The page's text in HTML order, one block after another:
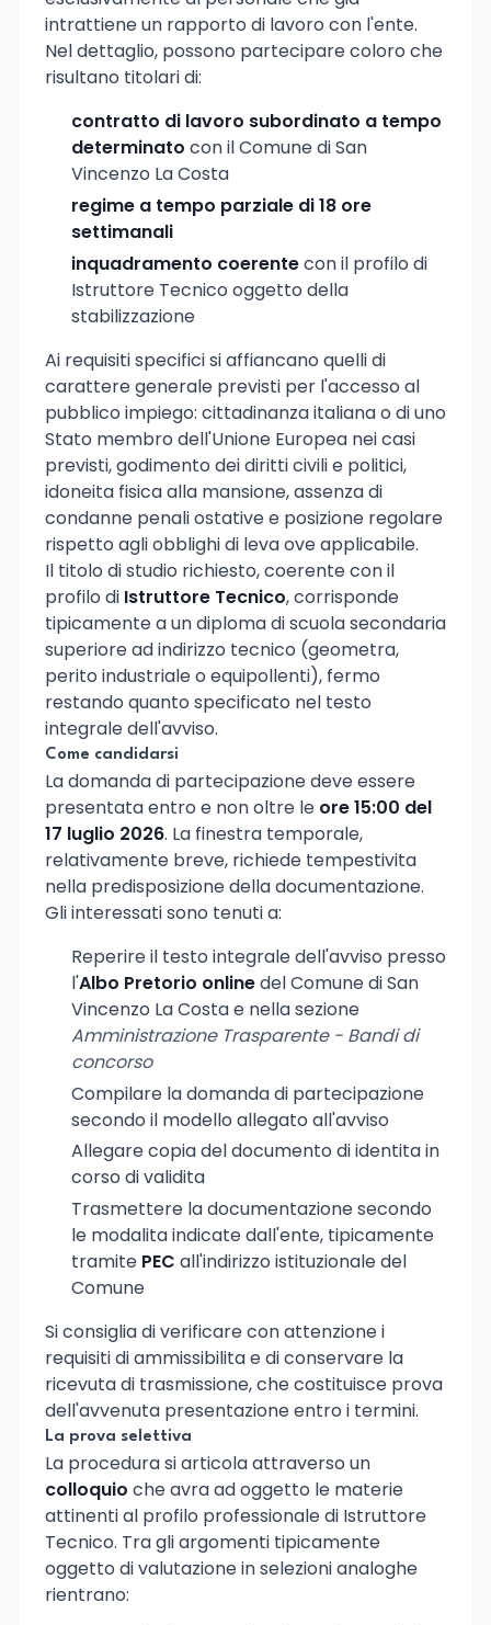
intrattiene un rapporto di lavoro con l'ente.
Nel dettaglio, possono partecipare coloro che
risultano titolari di:
contratto di lavoro subordinato a tempo
determinato con il Comune di San
Vincenzo La Costa
regime a tempo parziale di 18 ore
settimanali
inquadramento coerentecon il profilo di
Istruttore Tecnico oggetto della
stabilizzazione
Ai requisiti specifici si affiancano quelli di
carattere generale previsti per l'accesso al
pubblico impiego: cittadinanza italiana o di uno
Stato membro dell'Unione Europea nei casi
previsti, godimento dei diritti civili e politici,
idoneita fisica alla mansione, assenza di
condanne penali ostative e posizione regolare
rispetto agli obblighi di leva ove applicabile.
Il titolo di studio richiesto, coerente con il
profilo di Istruttore Tecnico, corrisponde
tipicamente a un diploma di scuola secondaria
superiore ad indirizzo tecnico (geometra,
perito industriale o equipollenti), fermo
restando quanto specificato nel testo
integrale dell'avviso.
Come candidarsi
La domanda di partecipazione deve essere
presentata entro e non oltre le ore 15:00 del
17 luglio 2026. La finestra temporale,
relativamente breve, richiede tempestivita
nella predisposizione della documentazione.
Gli interessati sono tenuti a:
Reperire il testo integrale dell'avviso presso
l'Albo Pretorio onlinedel Comune di San
Vincenzo La Costa e nella sezione
Amministrazione Trasparente - Bandi di
concorso
Compilare la domanda di partecipazione
secondo il modello allegato all'avviso
Allegare copia del documento di identita in
corso di validita
Trasmettere la documentazione secondo
le modalita indicate dall'ente, tipicamente
tramite PEC all'indirizzo istituzionale del
Comune
Si consiglia di verificare con attenzione i
requisiti di ammissibilita e di conservare la
ricevuta di trasmissione, che costituisce prova
dell'avvenuta presentazione entro i termini.
La prova selettiva
La procedura si articola attraverso un
colloquio che avra ad oggetto le materie
attinenti al profilo professionale di Istruttore
Tecnico. Tra gli argomenti tipicamente
oggetto di valutazione in selezioni analoghe
rientrano: